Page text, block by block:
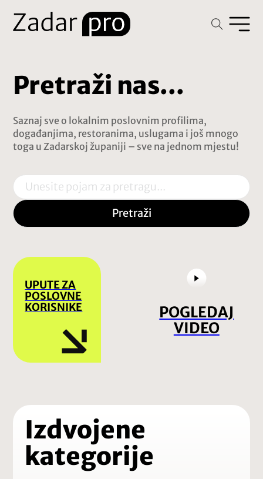
Pretraži nas...
Saznaj sve o lokalnim poslovnim profilima,
događanjima, restoranima, uslugama i još mnogo
toga u Zadarskoj županiji – sve na jednom mjestu!
Pretraži
UPUTE ZA
POSLOVNE
KORISNIKE
POGLEDAJ
VIDEO
Izdvojene
kategorije